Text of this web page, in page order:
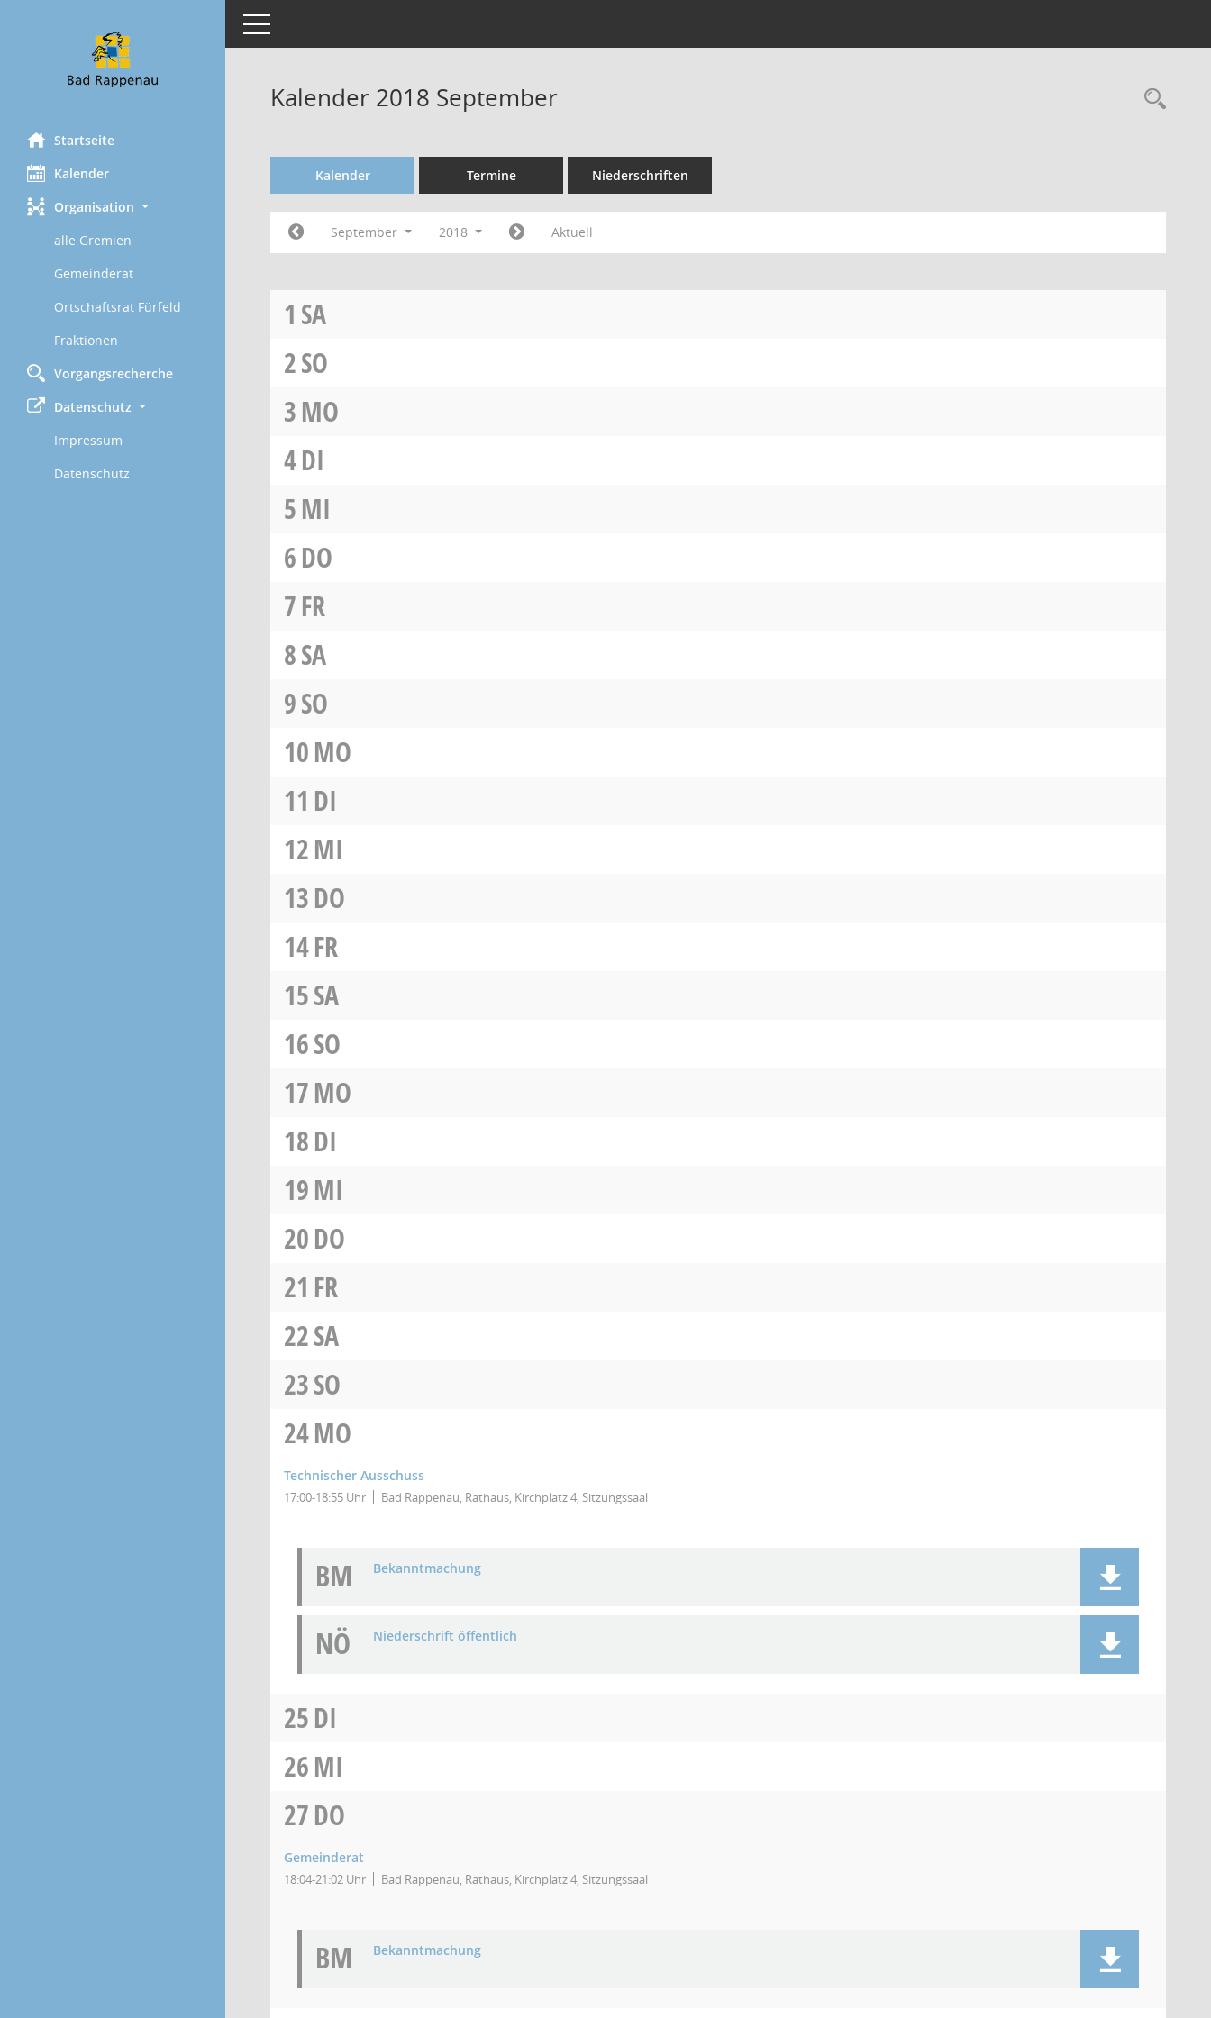
Startseite
Kalender
Organisation
alle Gremien
Gemeinderat
Ortschaftsrat Fürfeld
Fraktionen
Vorgangsrecherche
Datenschutz
Impressum
Datenschutz
Toggle navigation
Kalender 2018 September
Kalender Termine Niederschriften
September 2018 Aktuell
1 SA
2SO
3MO
4DI
5MI
6DO
7FR
8SA
9SO
10MO
11 DI
12MI
13DO
14FR
15SA
16SO
17MO
18DI
19MI
20DO
21 FR
22SA
23SO
24MO
Technischer Ausschuss
17:00-18:55 Uhr Bad Rappenau, Rathaus, Kirchplatz 4, Sitzungssaal
BM Bekanntmachung
NÖ Niederschrift öffentlich
25DI
26MI
27DO
Gemeinderat
18:04-21:02 Uhr Bad Rappenau, Rathaus, Kirchplatz 4, Sitzungssaal
BM Bekanntmachung